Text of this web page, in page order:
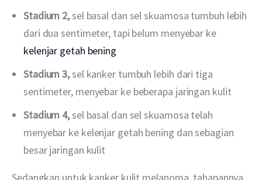
Stadium 2,sel basal dan sel skuamosa tumbuh lebih
dari dua sentimeter, tapi belum menyebar ke
kelenjar getah bening
Stadium 3,sel kanker tumbuh lebih dari tiga
sentimeter, menyebar ke beberapa jaringan kulit
Stadium 4,sel basal dan sel skuamosa telah
menyebar ke kelenjar getah bening dan sebagian
besar jaringan kulit